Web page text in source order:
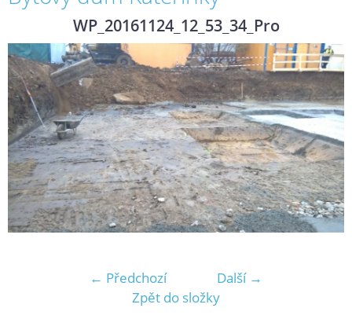
WP_20161124_12_53_34_Pro
← Předchozí
Další →
Zpět do složky